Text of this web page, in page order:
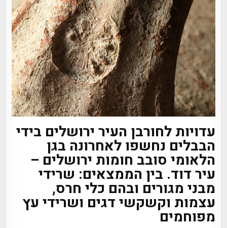
עדויות לחורבן העיר ירושלים בידי
הבבלים נחשפו לאחרונה בגן
הלאומי סובב חומות ירושלים –
עיר דוד. בין הממצאים: שרידי
מבני מגורים ובהם כלי חרס,
עצמות וקשקשי דגים ושרידי עץ
מפוחמים